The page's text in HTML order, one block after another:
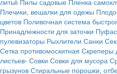
литьё Пилы садовые Пленка
Плечики, вешалки для одежы
цветов Поливочная система
Принадлежности для заточки
пулевизаторы Рыхлители Санки
Сетка противомоскитная Скреперы
листьев- Совки Совки для мусора
грызунов Стиральные порошки,